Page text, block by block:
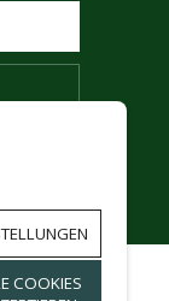
COOKIES